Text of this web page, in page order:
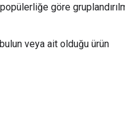
göre
veya ait olduğu ürün